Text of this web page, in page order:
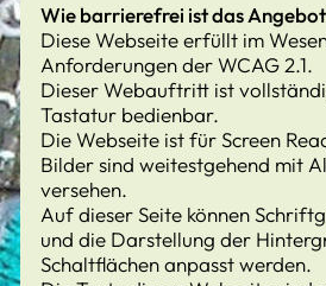
Wie barrierefrei ist das
Diese Webseite erfüllt im
Anforderungen der WCAG 2.1.
Dieser Webauftritt ist
Tastatur bedienbar.
Die Webseite ist für Screen
Bilder sind weitestgehend mit
versehen.
Auf dieser Seite können
und die Darstellung der
Schaltflächen anpasst werden.